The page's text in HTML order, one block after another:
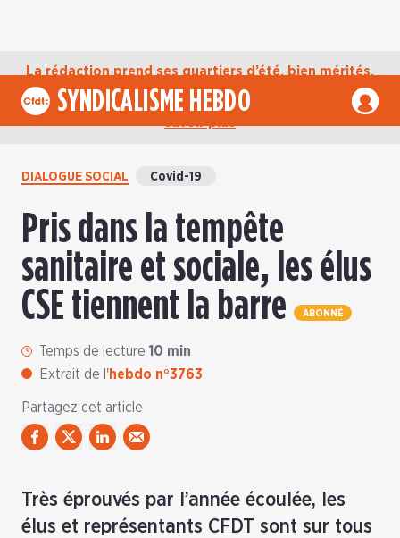
La rédaction prend ses quartiers d’été, bien mérités,
jusqu’au mardi 1er septembre. D’ici là, retrouvez
l’actualité de la CFDT sur notre compte Bluesky. En
SYNDICALISME HEBDO
DIALOGUE SOCIAL Covid-19
Pris dans la tempête
sanitaire et sociale, les élus
CSE tiennent la barre
ABONNÉ
Temps de lecture 10 min
Extrait de l'hebdo n°3763
Partagez cet article
Très éprouvés par l’année écoulée, les
élus et représentants CFDT sont sur tous